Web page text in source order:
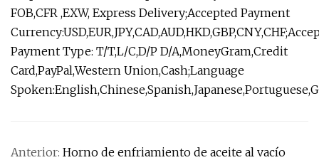
FOB,CFR ,EXW, Express Delivery;Accepted Payment
Payment Type: T/T,L/C,D/P D/A,MoneyGram,Credit
Card,PayPal,Western Union,Cash;Language
Anterior: Horno de enfriamiento de aceite al vacío